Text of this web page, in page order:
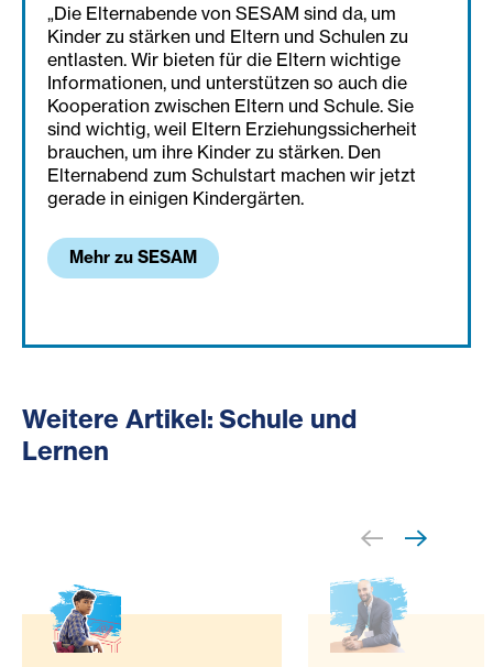
„Die Elternabende von SESAM sind da, um
Kinder zu stärken und Eltern und Schulen zu
entlasten. Wir bieten für die Eltern wichtige
Informationen, und unterstützen so auch die
Kooperation zwischen Eltern und Schule. Sie
sind wichtig, weil Eltern Erziehungssicherheit
brauchen, um ihre Kinder zu stärken. Den
Elternabend zum Schulstart machen wir jetzt
gerade in einigen Kindergärten.
Mehr zu SESAM
Weitere Artikel: Schule und
Lernen